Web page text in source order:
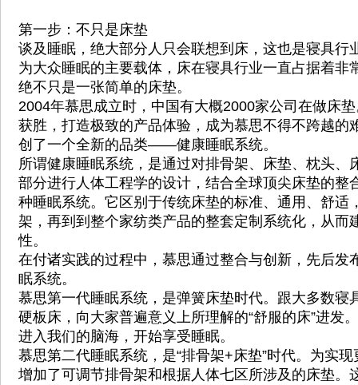
第一步：不只是床垫
谈及睡眠，绝大部分人只会联想到床，这也是寝具行
为大众睡眠的主要载体，床在寝具行业一直占据着非
绝不只是一张简单的床垫。
2004年慕思成立时，中国有大概2000家公司在做床
获胜，打造极致的产品体验，成为慕思不得不跨越的
创了一个全新的品类——健康睡眠系统。
所谓健康睡眠系统，是通过对排骨架、床垫、枕头、
部分进行人体工程学的设计，结合全球顶尖床垫的整
种睡眠系统。它区别于传统床垫的标准、通用、舒适
架，再到到整个家纺类产品的整套定制系统化，从而
性。
在付诸实践的过程中，慕思通过整合与创新，先后发
眠系统。
慕思第一代睡眠系统，是弹簧床垫时代。跟大多数寝
硬板床，向大家普遍意义上所理解的“舒服的床”进发
进入我们的脑海，开始享受睡眠。
慕思第二代睡眠系统，是“排骨架+床垫”时代。为实
增加了可调节排骨架和根据人体七区所涉及的床垫。